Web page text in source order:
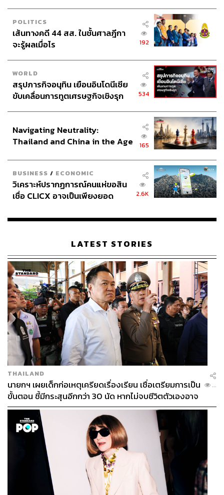
POLITICS
เส้นทางคดี 44 สส. ในชั้นศาลฎีกา
จะรู้ผลเมื่อไร
192
WORLD
สรุปภารกิจอนุทิน เยือนอินโดนีเซีย
ขับเคลื่อนการทูตเศรษฐกิจเชิงรุก
534
Navigating Neutrality:
Thailand and China in the Age
165
BUSINESS / ECONOMIC
วิเคราะห์ปรากฏการณ์คนแห่ขอสิน
เชื่อ CLICX อาจเป็นเพียงยอด
เรือนไทยที่ถูกซุกไว้
2.6K
LATEST STORIES
THAILAND
นายกฯ เผยเด็กก่อเหตุเครียดเรื่องเรียน เชื่อเตรียมการเป็น
ขั้นตอน ชี้มีกระสุนอีกกว่า 30 นัด หากไม่จบชีวิตตัวเองอาจ
สูญเสียเพิ่ม
...